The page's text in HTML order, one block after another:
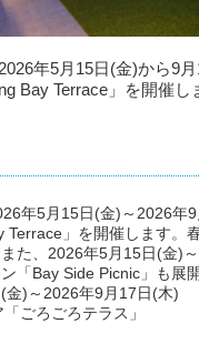
年5月15日(金)から9
Bay Terrace」を開催し
年5月15日(金)～2026
Terrace」を開催します。
た、2026年5月15日(金)
「Bay Side Picnic」も展
)～2026年9月17日(木)
ごろごろテラス」